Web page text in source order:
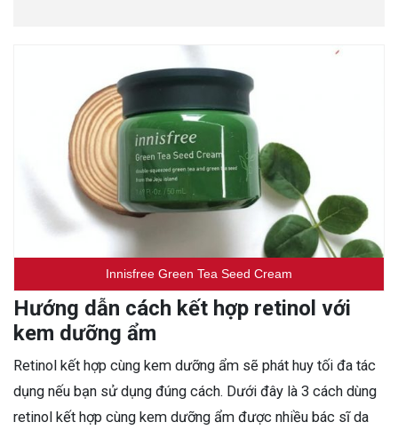
Innisfree Green Tea Seed Cream
Hướng dẫn cách kết hợp retinol với
kem dưỡng ẩm
Retinol kết hợp cùng kem dưỡng ẩm sẽ phát huy tối đa tác
dụng nếu bạn sử dụng đúng cách. Dưới đây là 3 cách dùng
retinol kết hợp cùng kem dưỡng ẩm được nhiều bác sĩ da